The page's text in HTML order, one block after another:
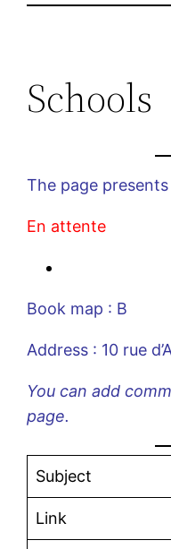
Schools
The page presents
En attente
Book map : B
Address : 10 rue
You can add
page.
Subject
Link